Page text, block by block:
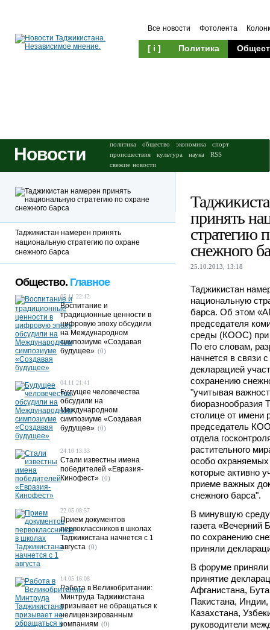
Все новости Фотолента
[ i ] Политика
Новости политика общество экономика
спорт
происшествия
культура наука
RSS
свежие новости
принять
стратегию
снежного
25.10.2013, 13:18
Таджикистан
национальную
барса. Об этом
председателя
среды (КООС) при
По его словам,
начнется в связи
декларацией
сохранению
"учитывая
биоразнообразия
столице от имени
председатель
отдела
растительного
особо охраняемых
которые активно
приеме важных
снежного барса".
В минувшую
газета
по сохранению
приняли
В форуме приняли
принятие
Афганистана,
Пакистана,
Казахстана,
руководители
Таджикистан намерен принять
национальную стратегию по охране
снежного барса
Общество. Главное
05.11 22:12
Воспитание и
традиционные ценности в
цифровую эпоху обсудили
на Международном
симпозиуме «Создавая
будущее» (0)
04.11 21:41
Будущее человечества
обсудили на
Международном
симпозиуме «Создавая
будущее» (0)
24.10 13:33
Стали известны имена
победителей «Евразия-
Кинофест» (0)
22.05 08:57
Прием документов
первоклассников в школах
Таджикистана начнется с 1
августа (0)
14.05 16:08
Работа в Великобритании:
Минтруда Таджикистана
призывает не обращаться к
нелицензированным
компаниям (0)